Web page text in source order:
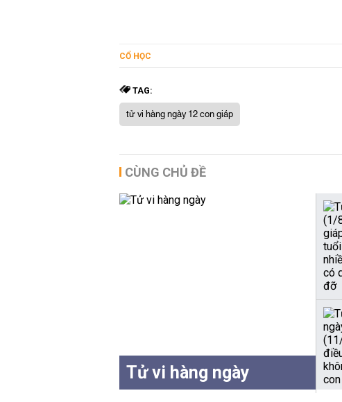
CỔ HỌC
TAG:
tử vi hàng ngày 12 con giáp
CÙNG CHỦ ĐỀ
Tử vi hàng ngày